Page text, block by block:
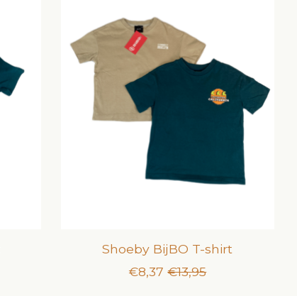
Shoeby BijBO T-shirt
€8,37 €13,95